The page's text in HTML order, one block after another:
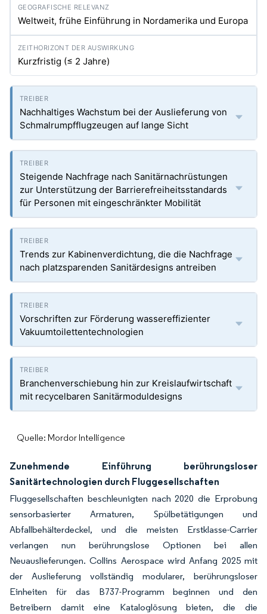
Weltweit, frühe Einführung in Nordamerika und Europa
Kurzfristig (≤ 2 Jahre)
Nachhaltiges Wachstum bei der Auslieferung von
Schmalrumpfflugzeugen auf lange Sicht
Steigende Nachfrage nach Sanitärnachrüstungen
zur Unterstützung der Barrierefreiheitsstandards
für Personen mit eingeschränkter Mobilität
Trends zur Kabinenverdichtung, die die Nachfrage
nach platzsparenden Sanitärdesigns antreiben
Vorschriften zur Förderung wassereffizienter
Vakuumtoilettentechnologien
Branchenverschiebung hin zur Kreislaufwirtschaft
mit recycelbaren Sanitärmoduldesigns
Quelle: Mordor Intelligence
Zunehmende Einführung berührungsloser
Sanitärtechnologien durch Fluggesellschaften
Fluggesellschaften beschleunigten nach 2020 die Erprobung
sensorbasierter Armaturen, Spülbetätigungen und
Abfallbehälterdeckel, und die meisten Erstklasse-Carrier
verlangen nun berührungslose Optionen bei allen
Neuauslieferungen. Collins Aerospace wird Anfang 2025 mit
der Auslieferung vollständig modularer, berührungsloser
Einheiten für das B737-Programm beginnen und den
Betreibern damit eine Kataloglösung bieten, die die